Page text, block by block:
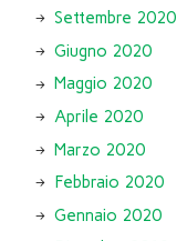
Settembre 2020
Giugno 2020
Maggio 2020
Aprile 2020
Marzo 2020
Febbraio 2020
Gennaio 2020